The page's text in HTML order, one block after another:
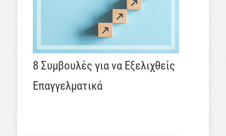
8 Συμβουλές για να Εξελιχθείς
Επαγγελματικά